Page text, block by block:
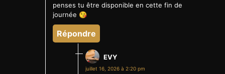
penses tu être disponible en cette fin de
journée 😘
Répondre
EVY
juillet 16, 2026 à 2:20 pm